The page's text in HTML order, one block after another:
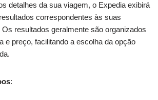
detalhes da sua viagem, o Expedia exibirá
correspondentes às suas
Os resultados geralmente são organizados
e preço, facilitando a escolha da opção
: